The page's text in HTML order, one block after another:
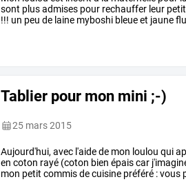
sont plusadmises pour rechauffer leur petit
!!! un peu de laine myboshi bleueet jaune
Tablier pour mon mini ;-)
25 mars 2015
Aujourd'hui,avec l'aidede mon loulou qui
en coton rayé (coton bien épaiscar
mon petit commisdecuisine préféré :vous